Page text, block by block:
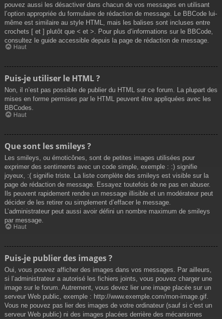
pouvez aussi les désactiver dans chacun de vos messages en utilisant
l’option appropriée du formulaire de rédaction de message. Le BBCode lui-
même est similaire au style HTML, mais les balises sont incluses entre
crochets [ et ] plutôt que < et >. Pour plus d’informations sur le BBCode,
consultez le guide accessible depuis la page de rédaction de message.
Haut
Puis-je utiliser le HTML ?
Non, il n’est pas possible de publier du HTML sur ce forum. La plupart des
mises en forme permises par le HTML peuvent être appliquées avec les
BBCodes.
Haut
Que sont les smileys ?
Les smileys, ou émoticônes, sont de petites images utilisées pour
exprimer des sentiments avec un code simple, exemple : :) signifie
joyeux, :( signifie triste. La liste complète des smileys est visible sur la
page de rédaction de message. Essayez toutefois de ne pas en abuser.
Ils peuvent rapidement rendre un message illisible et un modérateur peut
décider de les retirer ou simplement d’effacer le message.
L’administrateur peut aussi avoir défini un nombre maximum de smileys
par message.
Haut
Puis-je publier des images ?
Oui, vous pouvez afficher des images dans vos messages. Par ailleurs,
si l’administrateur a autorisé les fichiers joints, vous pouvez charger une
image sur le forum. Autrement, vous devez lier une image placée sur un
serveur Web public, exemple : http://www.exemple.com/mon-image.gif.
Vous ne pouvez pas lier des images de votre ordinateur (sauf si c’est un
serveur Web public) ni des images placées derrière des mécanismes